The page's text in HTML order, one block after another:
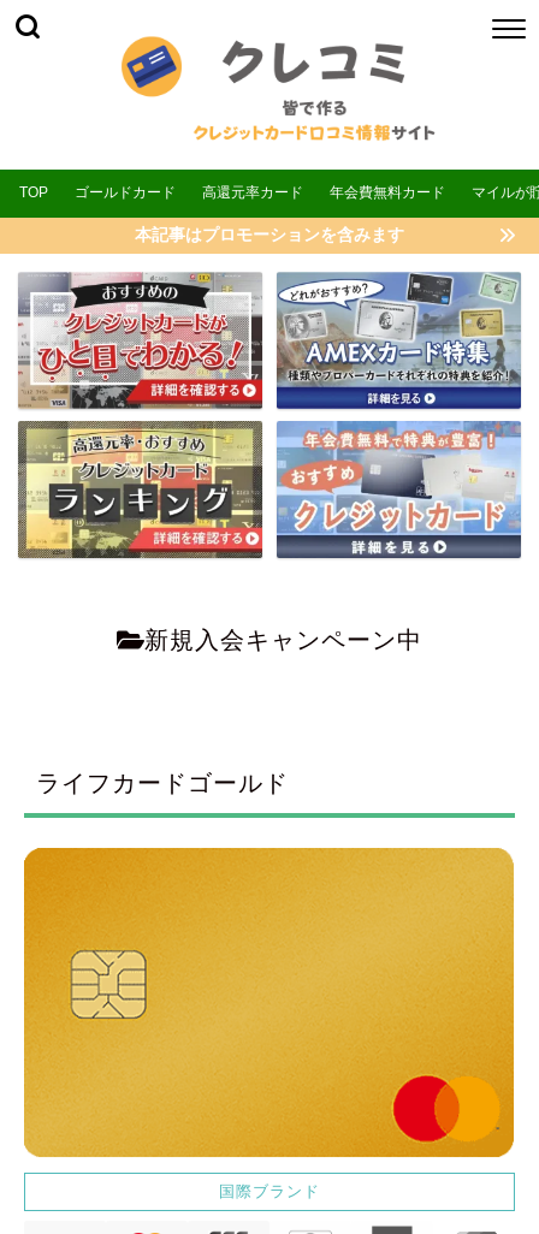
TOP ゴールドカード 高還元率カード 年会費無料カード マイルが
本記事はプロモーションを含みます
新規入会キャンペーン中
ライフカードゴールド
国際ブランド